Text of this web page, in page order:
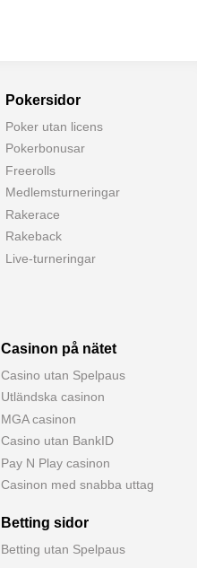
Pokersidor
Poker utan licens
Pokerbonusar
Freerolls
Medlemsturneringar
Rakerace
Rakeback
Live-turneringar
Casinon på nätet
Casino utan Spelpaus
Utländska casinon
MGA casinon
Casino utan BankID
Pay N Play casinon
Casinon med snabba uttag
Betting sidor
Betting utan Spelpaus